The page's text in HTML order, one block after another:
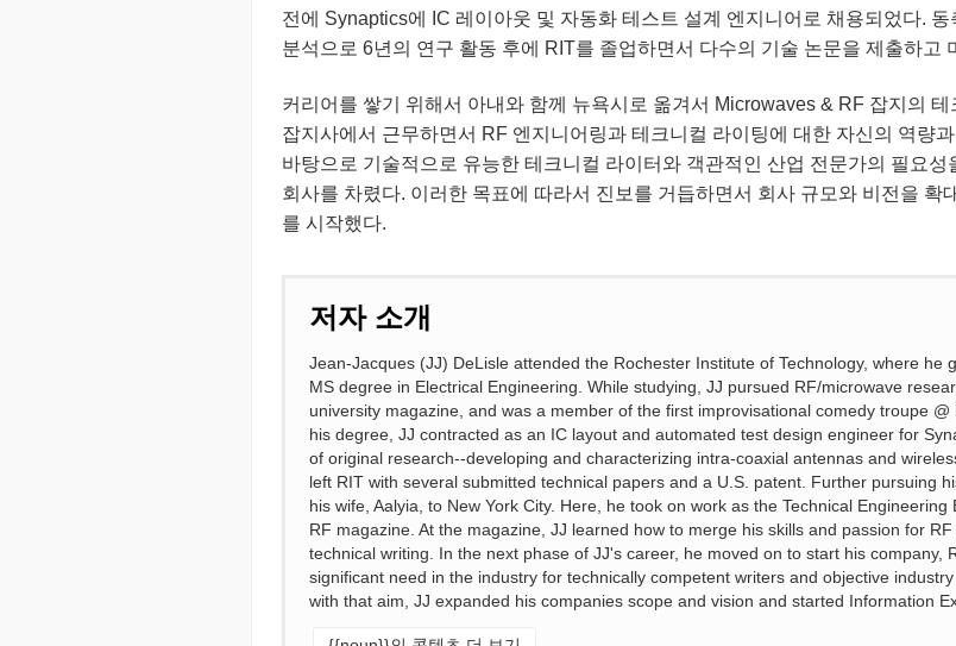
전에 Synaptics에 IC 레이아웃 및 자동화 테스트 설계 엔지니어로 채용되었다.
분석으로 6년의 연구 활동 후에 RIT를 졸업하면서 다수의 기술 논문을 제출하고
커리어를 쌓기 위해서 아내와 함께 뉴욕시로 옮겨서 Microwaves & RF 잡지의
잡지사에서 근무하면서 RF 엔지니어링과 테크니컬 라이팅에 대한 자신의 역량
바탕으로 기술적으로 유능한 테크니컬 라이터와 객관적인 산업 전문가의 필요
회사를 차렸다. 이러한 목표에 따라서 진보를 거듭하면서 회사 규모와 비전을
를 시작했다.
저자 소개
Jean-Jacques (JJ) DeLisle attended the Rochester Institute of Technology, where he
MS degree in Electrical Engineering. While studying, JJ pursued RF/microwave
university magazine, and was a member of the first improvisational comedy troupe @
his degree, JJ contracted as an IC layout and automated test design engineer for
of original research--developing and characterizing intra-coaxial antennas and
left RIT with several submitted technical papers and a U.S. patent. Further pursuing
his wife, Aalyia, to New York City. Here, he took on work as the Technical
RF magazine. At the magazine, JJ learned how to merge his skills and passion for
technical writing. In the next phase of JJ's career, he moved on to start his company,
significant need in the industry for technically competent writers and objective
with that aim, JJ expanded his companies scope and vision and started Information